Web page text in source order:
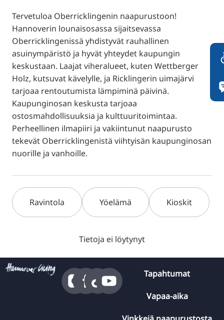
Tervetuloa Oberricklingenin naapurustoon!
Hannoverin lounaisosassa sijaitsevassa
Oberricklingenissä yhdistyvät rauhallinen
asuinympäristö ja hyvät yhteydet kaupungin
keskustaan. Laajat viheralueet, kuten Wettberger
Holz, kutsuvat kävelylle, ja Ricklingerin uimajärvi
tarjoaa rentoutumista lämpiminä päivinä.
Kaupunginosan keskusta tarjoaa
ostosmahdollisuuksia ja kulttuuritoimintaa.
Perheellinen ilmapiiri ja vakiintunut naapurusto
tekevät Oberricklingenistä viihtyisän kaupunginosan
nuorille ja vanhoille.
Ravintola Yöelämä Kioskit
Tietoja ei löytynyt
Tapahtumat
Vapaa-aika